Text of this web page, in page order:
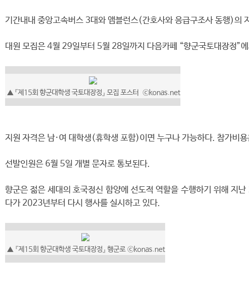
기간내내 중앙고속버스 3대와 앰블런스(간호사와 응급구조사 동행)의
대원 모집은 4월 29일부터 5월 28일까지 다음카페 “향군국토대장
▲ 『제15회 향군대학생 국토대장정』 모집 포스터 ⓒkonas.net
지원 자격은 남·여 대학생(휴학생 포함)이면 누구나 가능하다. 참가비
선발인원은 6월 5일 개별 문자로 통보된다.
향군은 젊은 세대의 호국정신 함양에 선도적 역할을 수행하기 위해 지
다가 2023년부터 다시 행사를 실시하고 있다.
▲ 『제15회 향군대학생 국토대장정』 행군로ⓒkonas.net